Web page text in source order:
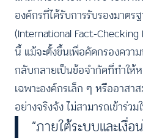
องค์กรที่ได้รับการรับรองมาตร
(International Fact-
นี้ แม้จะตั้งขึ้นเพื่อคัดกรองควา
กลับกลายเป็นข้อจำกัดที่ทำให้ห
เฉพาะองค์กรเล็ก ๆ หรืออาส
อย่างจริงจัง ไม่สามารถเข้าร่ว
“ภายใต้ระบบและเงื่